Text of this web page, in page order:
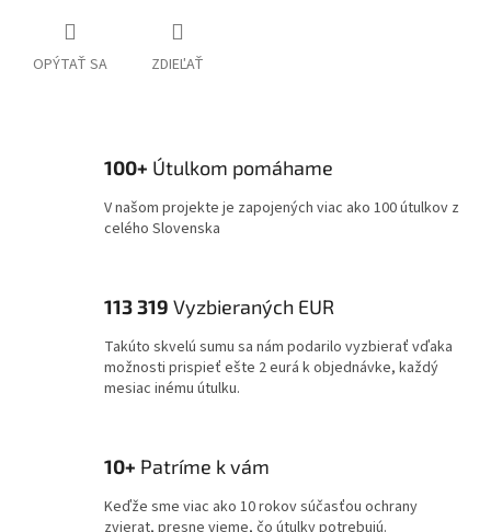
OPÝTAŤ SA ZDIEĽAŤ
100+ Útulkom pomáhame
V našom projekte je zapojených viac ako 100 útulkov z
celého Slovenska
113 319 Vyzbieraných EUR
Takúto skvelú sumu sa nám podarilo vyzbierať vďaka
možnosti prispieť ešte 2 eurá k objednávke, každý
mesiac inému útulku.
10+ Patríme k vám
Keďže sme viac ako 10 rokov súčasťou ochrany